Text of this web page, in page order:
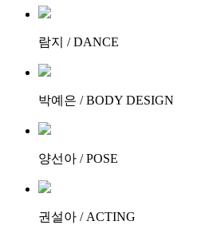
람지 / DANCE
박예은 / BODY DESIGN
양선아 / POSE
권설아 / ACTING